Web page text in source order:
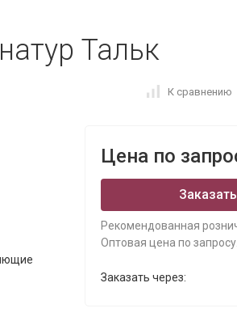
Тальк
К сравнению
Цена по
Заказать
Рекомендованная
Оптовая цена по запросу.
Заказать через: